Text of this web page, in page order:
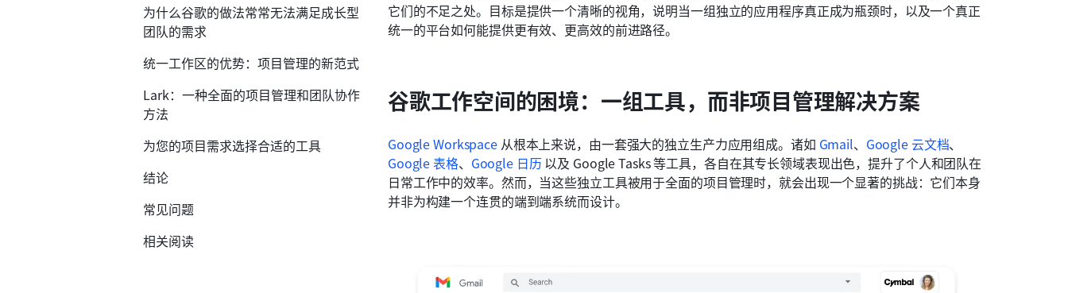
它们的不足之处。目标是提供一个清晰的视角，说明当一组独立的应用程序真正成为瓶颈时，以及一个真正
统一的平台如何能提供更有效、更高效的前进路径。
谷歌工作空间的困境：一组工具，而非项目管理解决方案
Google Workspace 从根本上来说，由一套强大的独立生产力应用组成。诸如 Gmail、 Google 云文档、
Google 表格、 Google 日历 以及 Google Tasks 等工具，各自在其专长领域表现出色，提升了个人和团队在
日常工作中的效率。然而，当这些独立工具被用于全面的项目管理时，就会出现一个显著的挑战：它们本身
并非为构建一个连贯的端到端系统而设计。
为什么谷歌的做法常常无法满足成长型
团队的需求
统一工作区的优势：项目管理的新范式
Lark：一种全面的项目管理和团队协作
方法
为您的项目需求选择合适的工具
结论
常见问题
相关阅读